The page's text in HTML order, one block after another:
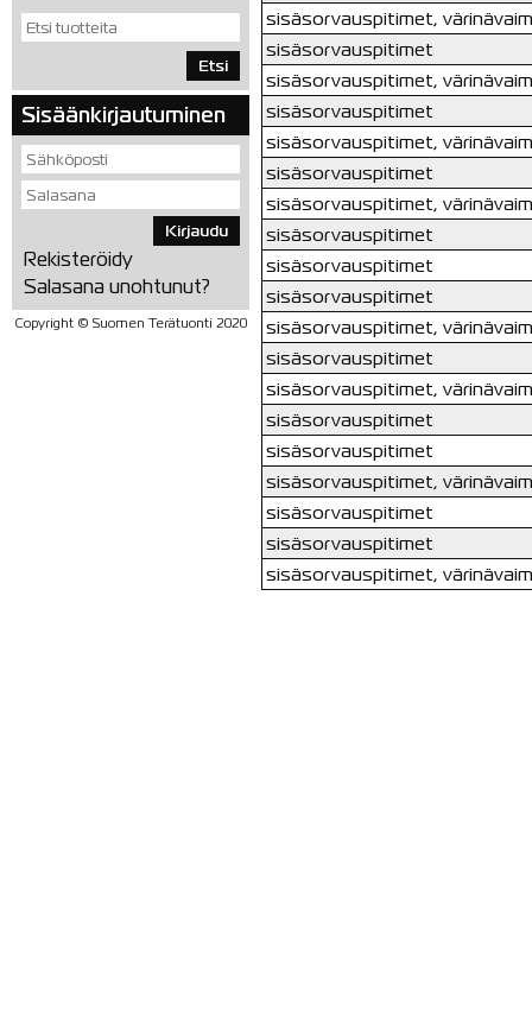
Etsi
Sisäänkirjautuminen
Kirjaudu
Rekisteröidy
Salasana unohtunut?
Copyright © Suomen Terätuonti 2020
sisäsorvauspitimet,
sisäsorvauspitimet
sisäsorvauspitimet,
sisäsorvauspitimet
sisäsorvauspitimet,
sisäsorvauspitimet
sisäsorvauspitimet,
sisäsorvauspitimet
sisäsorvauspitimet
sisäsorvauspitimet
sisäsorvauspitimet,
sisäsorvauspitimet
sisäsorvauspitimet,
sisäsorvauspitimet
sisäsorvauspitimet
sisäsorvauspitimet,
sisäsorvauspitimet
sisäsorvauspitimet
sisäsorvauspitimet,